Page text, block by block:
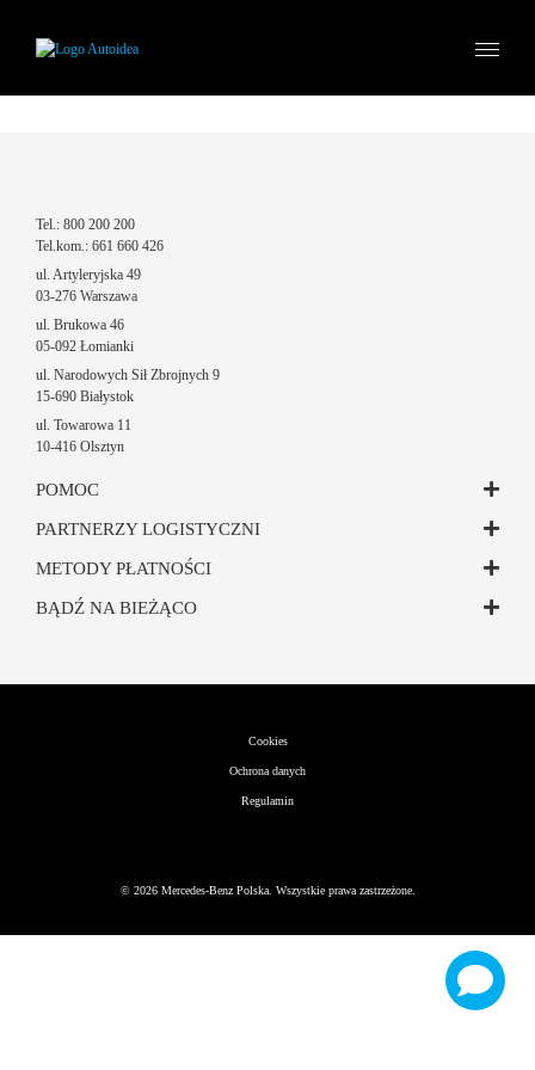
Tel.: 800 200 200
Tel.kom.: 661 660 426
ul. Artyleryjska 49
03-276 Warszawa
ul. Brukowa 46
05-092 Łomianki
ul. Narodowych Sił Zbrojnych 9
15-690 Białystok
ul. Towarowa 11
10-416 Olsztyn
POMOC
PARTNERZY LOGISTYCZNI
METODY PŁATNOŚCI
BĄDŹ NA BIEŻĄCO
Cookies
Ochrona danych
Regulamin
© 2026Mercedes-Benz Polska. Wszystkie prawa zastrzeżone.